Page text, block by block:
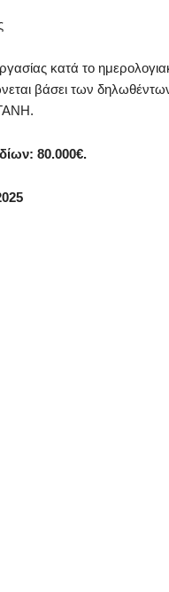
κατά το
βάσει των
80.000€.